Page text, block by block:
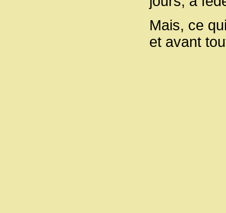
Mais, ce
et avant